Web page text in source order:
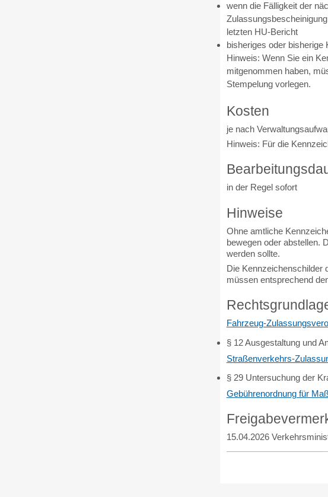
wenn die Fälligkeit der
letzten HU-Bericht
bisheriges oder bisherige
Hinweis: Wenn Sie ein
mitgenommen haben,
Stempelung vorlegen.
Kosten
je nach
Hinweis: Für die
in der Regel sofort
Hinweise
Ohne amtliche
bewegen oder abstellen.
werden sollte.
Die Kennzeichenschilder
müssen entsprechend
Fahrzeug-
§ 12 Ausgestaltung und
Straßenverkehrs-
§ 29 Untersuchung der
Gebührenordnung für
15.04.2026